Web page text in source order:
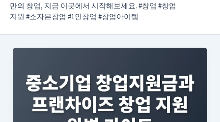
만의 창업, 지금 이곳에서 시작해보세요. #창업 #창업
지원 #소자본창업 #1인창업 #창업아이템